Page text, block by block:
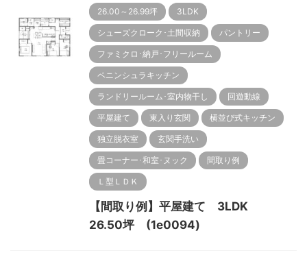
26.00～26.99坪 3LDK
シューズクローク･土間収納 パントリー
ファミクロ･納戸･フリールーム
ペニンシュラキッチン
ランドリールーム･室内物干し 回遊動線
平屋建て 東入り玄関 横並び式キッチン
独立脱衣室 玄関手洗い
畳コーナー･和室･ヌック 間取り例
Ｌ型ＬＤＫ
【間取り例】平屋建て 3LDK
26.50坪 (1e0094)